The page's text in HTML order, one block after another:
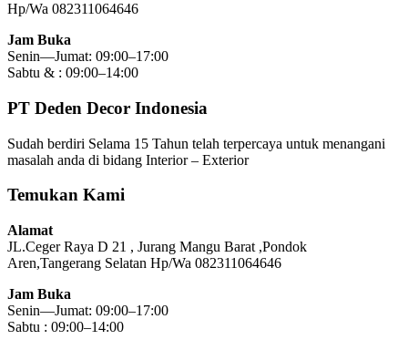
Hp/Wa 082311064646
Jam Buka
Senin—Jumat: 09:00–17:00
Sabtu & : 09:00–14:00
PT Deden Decor Indonesia
Sudah berdiri Selama 15 Tahun telah terpercaya untuk menangani
masalah anda di bidang Interior – Exterior
Temukan Kami
Alamat
JL.Ceger Raya D 21 , Jurang Mangu Barat ,Pondok
Aren,Tangerang Selatan Hp/Wa 082311064646
Jam Buka
Senin—Jumat: 09:00–17:00
Sabtu : 09:00–14:00